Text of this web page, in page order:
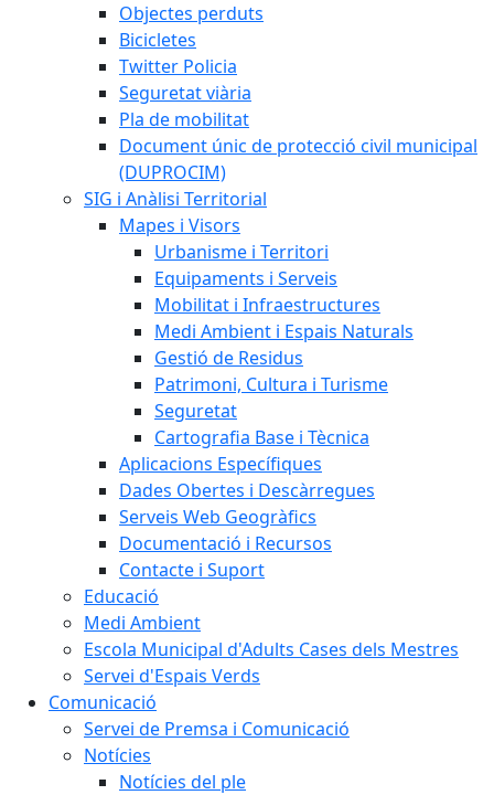
Objectes perduts
Bicicletes
Twitter Policia
Seguretat viària
Pla de mobilitat
Document únic de protecció civil municipal
(DUPROCIM)
SIG i Anàlisi Territorial
Mapes i Visors
Urbanisme i Territori
Equipaments i Serveis
Mobilitat i Infraestructures
Medi Ambient i Espais Naturals
Gestió de Residus
Patrimoni, Cultura i Turisme
Seguretat
Cartografia Base i Tècnica
Aplicacions Específiques
Dades Obertes i Descàrregues
Serveis Web Geogràfics
Documentació i Recursos
Contacte i Suport
Educació
Medi Ambient
Escola Municipal d'Adults Cases dels Mestres
Servei d'Espais Verds
Comunicació
Servei de Premsa i Comunicació
Notícies
Notícies del ple